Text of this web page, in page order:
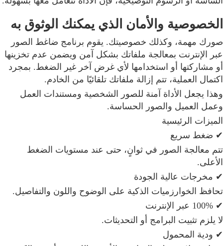
الخصوصية والأمان الذي يمكنك الوثوق به
صورك مهمة، وكذلك خصوصيتك. يقوم برنامج ضاغط الصور
عبر الإنترنت بمعالجة ملفاتك بشكل آمن ويضمن عدم تخزينها
أو مشاركتها أو استخدامها لأي غرض آخر غير الضغط. بمجرد
اكتمال العملية، تتم إزالة ملفاتك تلقائيًا من الخادم.
وهذا يجعل الأداة آمنة للصور الشخصية ومستندات العمل
وعمل العميل والصور الحساسة.
الميزات الرئيسية
✔ ضغط سريع
تتم معالجة الصور في ثوانٍ، حتى عند مستويات الضغط
الأعلى.
✔ مخرجات عالية الجودة
تحافظ الخوارزميات الذكية على الوضوح واللون والتفاصيل.
✔ 100% عبر الإنترنت
لا يلزم تثبيت البرامج أو التحديثات.
✔ ودية المحمول